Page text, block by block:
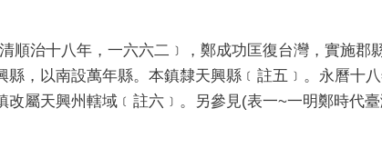
治十八年，一六六二﹞，鄭成功匡復台灣，實施郡
縣，以南設萬年縣。本鎮隸天興縣﹝註五﹞。永曆十
改屬天興州轄域﹝註六﹞。另參見(表一~一明鄭時代臺